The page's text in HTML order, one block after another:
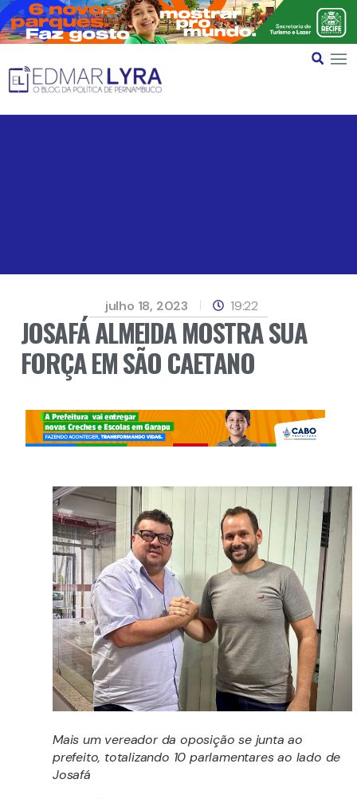
julho 18, 2023 19:22
JOSAFÁ ALMEIDA MOSTRA SUA
FORÇA EM SÃO CAETANO
Mais um vereador da oposição se junta ao
prefeito, totalizando 10 parlamentares ao lado de
Josafá